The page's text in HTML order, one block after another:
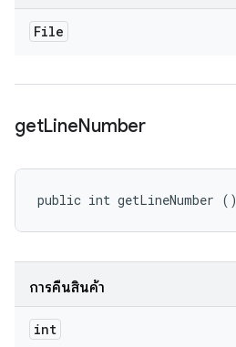
File
getLineNumber
public int getLineNumber ()
การคืนสินค้า
int